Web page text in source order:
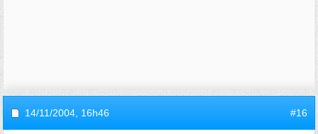
14/11/2004, 16h46 #16